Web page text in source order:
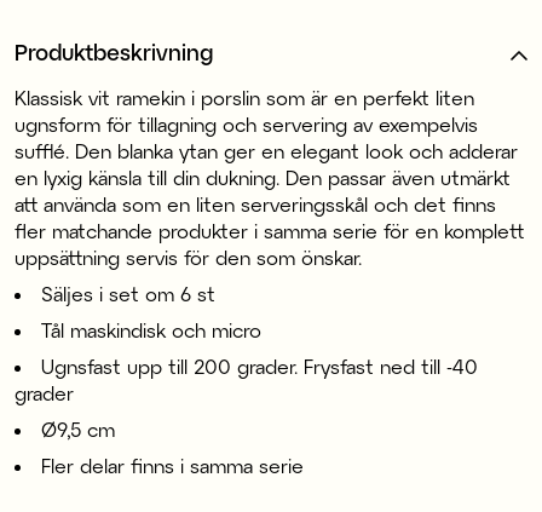
Produktbeskrivning
Klassisk vit ramekin i porslin som är en perfekt liten
ugnsform för tillagning och servering av exempelvis
sufflé. Den blanka ytan ger en elegant look och adderar
en lyxig känsla till din dukning. Den passar även utmärkt
att använda som en liten serveringsskål och det finns
fler matchande produkter i samma serie för en komplett
uppsättning servis för den som önskar.
Säljes i set om 6 st
Tål maskindisk och micro
Ugnsfast upp till 200 grader. Frysfast ned till -40
grader
Ø9,5 cm
Fler delar finns i samma serie